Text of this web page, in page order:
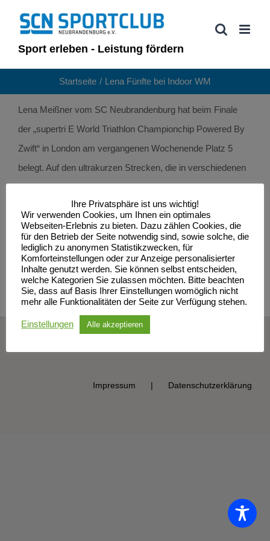
Inhalt
springenSport erleben - Leistung fördern
Startseite Lena Fünfte bei Indoor WM
Lena Meißner vom SC Neubrandenburg hat beim Finale
der „supertri E World Triathlon Championchip Powered By
Zwift“ in London am vergangenen Wochenende Platz 5
belegt. Auf den ultrakurzen Strecken, die in verschiedenen
Reihenfolgen im Schwimmbecken, sowie einem
Rollentrainer und auf dem Laufband mittels Zwift zu
absolvieren waren, gewann die Britin Beth Potter. Wer noch
einmal in den Livestream schauen möchte, findet ihn auf
YouTube.
© Sportclub Neubrandenburg e.V. | All Rights Reserved
Impressum Datenschutzerklärung
Ihre Privatsphäre ist uns wichtig!
Wir verwenden Cookies, um Ihnen ein optimales
Webseiten-Erlebnis zu bieten. Dazu zählen Cookies, die
für den Betrieb der Seite notwendig sind, sowie solche, die
lediglich zu anonymen Statistikzwecken, für
Komforteinstellungen oder zur Anzeige personalisierter
Inhalte genutzt werden. Sie können selbst entscheiden,
welche Kategorien Sie zulassen möchten. Bitte beachten
Sie, dass auf Basis Ihrer Einstellungen womöglich nicht
mehr alle Funktionalitäten der Seite zur Verfügung stehen.
Einstellungen Alle akzeptieren